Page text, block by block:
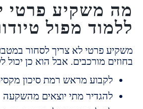
פרטי יכול
מפול טיודור
פרטי לא צריך לסחור במטבעות
מורכבים.אבל הוא כן יכול ללמוד:
לקבוע מראש רמת סיכון מקסימלית
להגדיר מתי יוצאים מהשקעה